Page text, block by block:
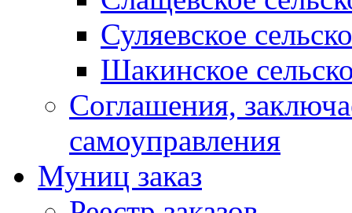
Суляевское
Шакинское
Соглашения,
самоуправления
Муниц заказ